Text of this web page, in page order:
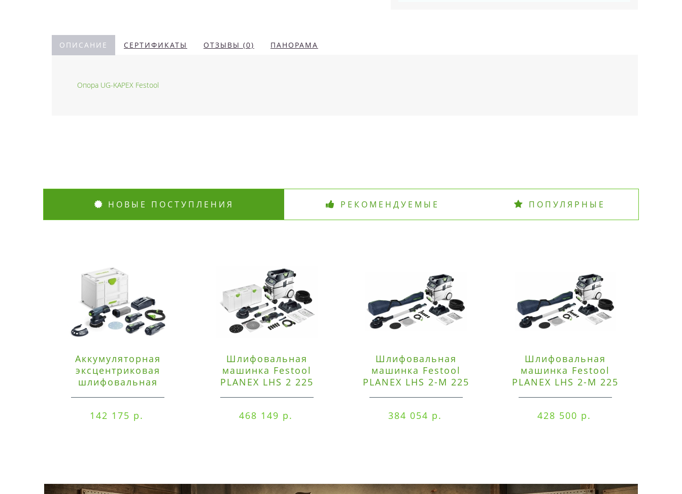
ОПИСАНИЕ СЕРТИФИКАТЫ ОТЗЫВЫ (0) ПАНОРАМА
Опора UG-KAPEX Festool
НОВЫЕ ПОСТУПЛЕНИЯ РЕКОМЕНДУЕМЫЕ ПОПУЛЯРНЫЕ
Аккумуляторная
эксцентриковая
шлифовальная
142 175 р.
Шлифовальная
машинка Festool
PLANEX LHS 2 225
468 149 р.
Шлифовальная
машинка Festool
PLANEX LHS 2-M 225
384 054 р.
Шлифовальная
машинка Festool
PLANEX LHS 2-M 225
428 500 р.